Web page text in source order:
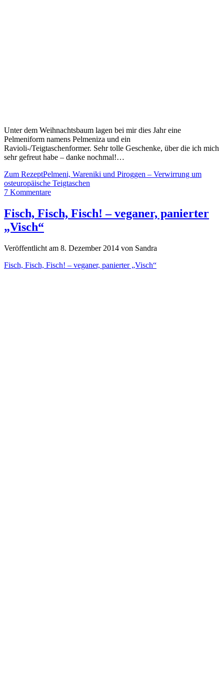
Unter dem Weihnachtsbaum lagen bei mir dies Jahr eine
Pelmeniform namens Pelmeniza und ein
Ravioli-/Teigtaschenformer. Sehr tolle Geschenke, über die ich mich
sehr gefreut habe – danke nochmal!…
Zum RezeptPelmeni, Wareniki und Piroggen – Verwirrung um
osteuropäische Teigtaschen
7 Kommentare
Fisch, Fisch, Fisch! – veganer, panierter
„Visch“
Veröffentlicht am 8. Dezember 2014 von Sandra
Fisch, Fisch, Fisch! – veganer, panierter „Visch“